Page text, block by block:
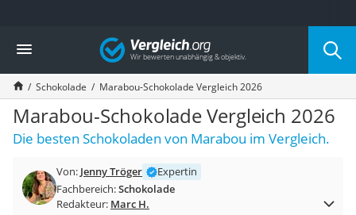
Die beliebtesten Vergleiche nach Kategorie
Lebensmittel
Schwarzkümmelöl
Knäckebrot
Schwarzkümmelöl-Kapseln
Manukahonig
Eiklar
Balsamico-Essig
Schwarzkümmelöl bio
Vergleich
Schokolade Marabou-Schokolade Vergleich 2026
Marabou-Schokolade Vergleich 2026
Die besten Schokoladen von Marabou im Vergleich.
Von: Jenny Tröger
Expertin
Fachbereich:Schokolade
Redakteur: Marc H.